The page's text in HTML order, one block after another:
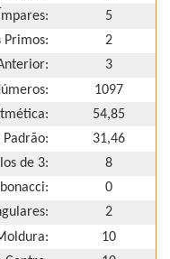
5
Primos:
2
3
1097
54,85
Padrão:
31,46
de 3:
8
0
2
10